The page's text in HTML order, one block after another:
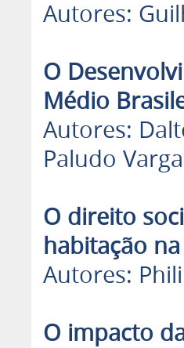
Autores:
O
Médio
Autores:
Paludo
O direito
habitação
Autores:
O impacto